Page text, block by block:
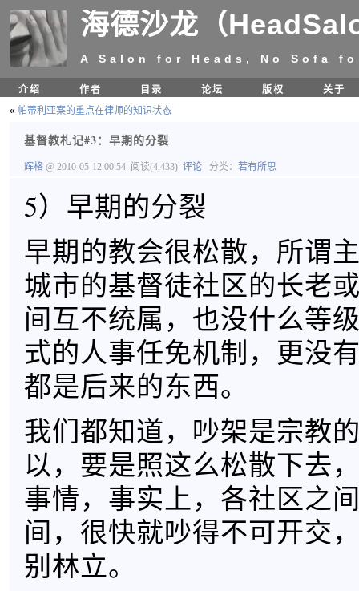
海德沙龙（
A Salon for Heads, No Sofa
介绍 作者 目录 论坛 版权
关于
« 帕蒂利亚案的重点在律师的知识状态
基督教札记#3：早期的分裂
辉格 @ 2010-05-12 00:54 阅读(4,433) 评论 分类： 若有所思
5）早期的分裂
早期的教会很松散，所谓
城市的基督徒社区的长老
间互不统属，也没什么等
式的人事任免机制，更没
都是后来的东西。
我们都知道，吵架是宗教
以，要是照这么松散下去
事情，事实上，各社区之
间，很快就吵得不可开交
别林立。